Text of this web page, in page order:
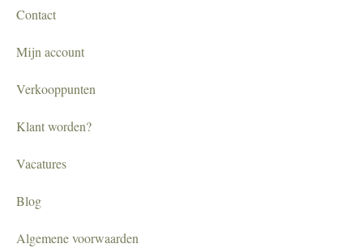
Contact
Mijn account
Verkooppunten
Klant worden?
Vacatures
Blog
Algemene voorwaarden